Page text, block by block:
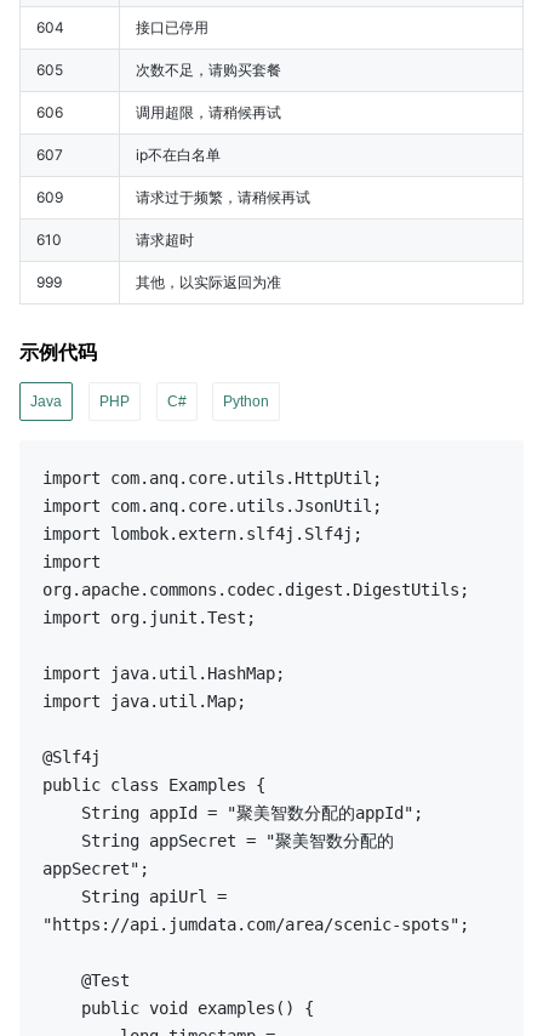
604 接口已停用
605 次数不足，请购买套餐
606 调用超限，请稍候再试
607 ip不在白名单
609 请求过于频繁，请稍候再试
610 请求超时
999 其他，以实际返回为准
示例代码
Java PHP C# Python
import
import
import
import
import org.junit.Test;
import
import java.util.Map;
@Slf
public class Examples
{
    String appId =
"聚美智数分配的appId" ;
    String appSecret =
"聚美智数分配的
appSecret" ;
"https://api.jumdata.com/area/scenic-spots" ;
@Test
public void examples ()
{